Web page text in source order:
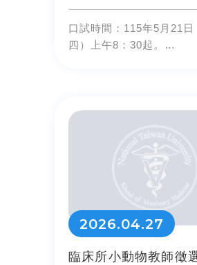
口試時間：115年5月21日
四）上午8：30起。
2026.04.27
臨床所小動物教師徵